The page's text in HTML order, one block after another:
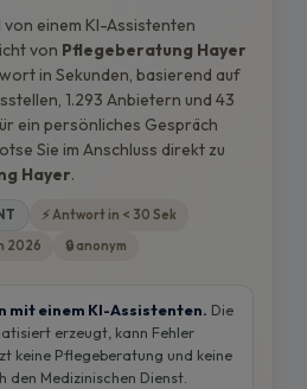
einem KI-Assistenten
von Pflegeberatung Hayer
in Sekunden, basierend auf
1.293 Anbietern und 43
ein persönliches Gespräch
Sie im Anschluss direkt zu
Hayer.
⚡ Antwort in < 30 Sek
2026
🔒 anonym
mit einem KI-Assistenten. Die
erzeugt, kann Fehler
keine Pflegeberatung und keine
den Medizinischen Dienst.